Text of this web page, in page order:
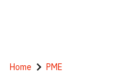
Home PME